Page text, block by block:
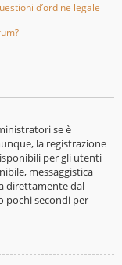
d’ordine legale
se è
la registrazione
per gli utenti
messaggistica
direttamente dal
pochi secondi per